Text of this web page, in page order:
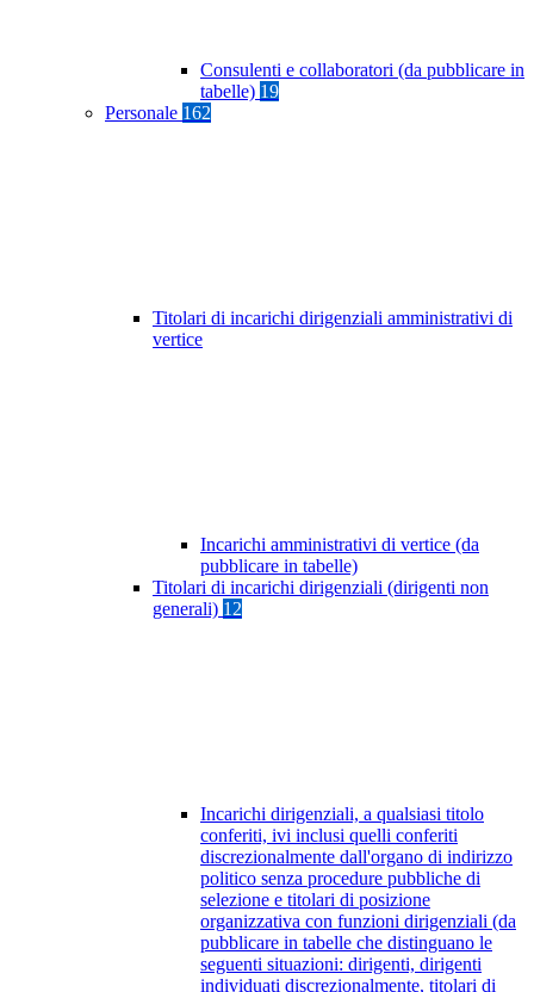
Consulenti e collaboratori (da pubblicare in
tabelle) 19
Personale 162
Titolari di incarichi dirigenziali amministrativi di
vertice
Incarichi amministrativi di vertice (da
pubblicare in tabelle)
Titolari di incarichi dirigenziali (dirigenti non
generali) 12
Incarichi dirigenziali, a qualsiasi titolo
conferiti, ivi inclusi quelli conferiti
discrezionalmente dall'organo di indirizzo
politico senza procedure pubbliche di
selezione e titolari di posizione
organizzativa con funzioni dirigenziali (da
pubblicare in tabelle che distinguano le
seguenti situazioni: dirigenti, dirigenti
individuati discrezionalmente, titolari di